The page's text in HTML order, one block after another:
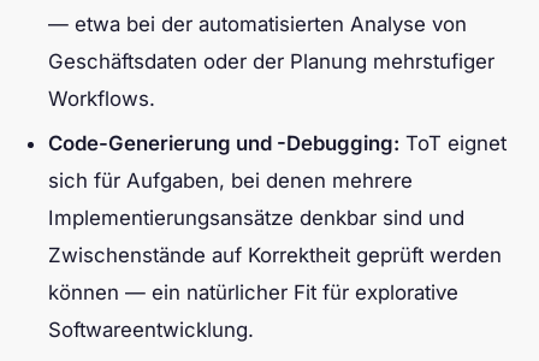
— etwa bei der automatisierten Analyse von
Geschäftsdaten oder der Planung mehrstufiger
Workflows.
Code-Generierung und -Debugging: ToT eignet
sich für Aufgaben, bei denen mehrere
Implementierungsansätze denkbar sind und
Zwischenstände auf Korrektheit geprüft werden
können — ein natürlicher Fit für explorative
Softwareentwicklung.